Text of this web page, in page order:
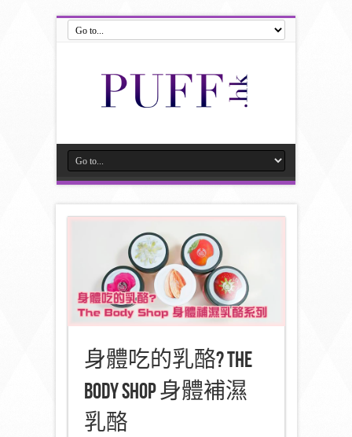
身體吃的乳酪? The
Body Shop 身體補濕
乳酪